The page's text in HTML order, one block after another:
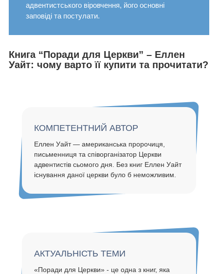
адвентистського віровчення, його основні
заповіді та постулати.
Книга “Поради для Церкви” – Еллен
Уайт: чому варто її купити та прочитати?
КОМПЕТЕНТНИЙ АВТОР
Еллен Уайт — американська пророчиця,
письменниця та співорганізатор Церкви
адвентистів сьомого дня. Без книг Еллен Уайт
існування даної церкви було б неможливим.
АКТУАЛЬНIСТЬ ТЕМИ
«Поради для Церкви» - це одна з книг, яка